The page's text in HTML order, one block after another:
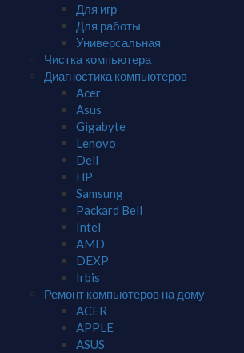
Для игр
Для работы
Универсальная
Чистка компьютера
Диагностика компьютеров
Acer
Asus
Gigabyte
Lenovo
Dell
HP
Samsung
Packard Bell
Intel
AMD
DEXP
Irbis
Ремонт компьютеров на дому
ACER
APPLE
ASUS